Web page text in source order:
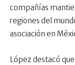
compañías
regiones del
asociación en
López destacó